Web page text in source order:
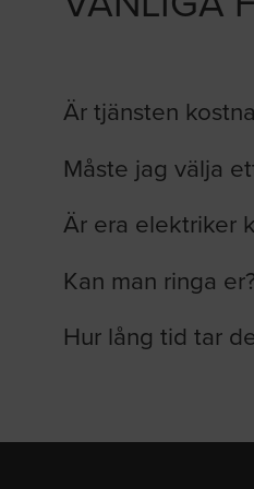
Är tjänsten
Måste jag välja
Är era elektriker
Kan man ringa
Hur lång tid tar